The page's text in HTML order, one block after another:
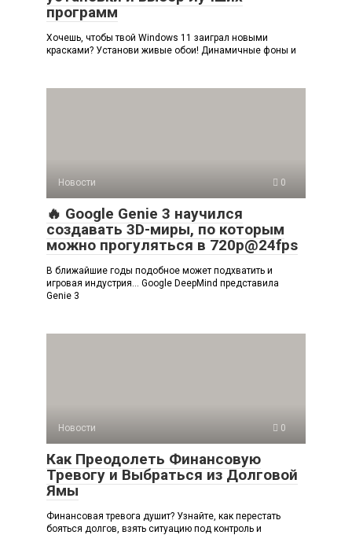
программ
Хочешь, чтобы твой Windows 11 заиграл новыми
красками? Установи живые обои! Динамичные фоны и
Новости 0
🔥 Google Genie 3 научился
создавать 3D-миры, по которым
можно прогуляться в 720p@24fps
В ближайшие годы подобное может подхватить и
игровая индустрия… Google DeepMind представила
Genie 3
Новости 0
Как Преодолеть Финансовую
Тревогу и Выбраться из Долговой
Ямы
Финансовая тревога душит? Узнайте, как перестать
бояться долгов, взять ситуацию под контроль и